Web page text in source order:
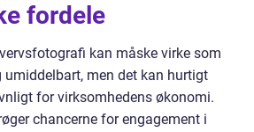
fordele
kan måske virke som
men det kan hurtigt
for virksomhedens økonomi.
chancerne for engagement i